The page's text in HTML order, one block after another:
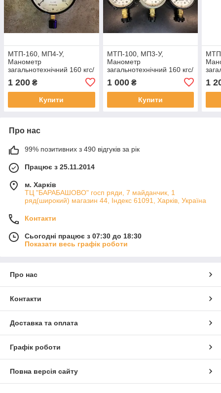
МТП-160, МП4-У,
Манометр
загальнотехнічний 160 кгс/
Ф160 мм М20*1,5
радіальний (сстер-
1 200 ₴
Купити
МТП-100, МП3-У,
Манометр
загальнотехнічний 160 кгс/
Ф100 мм М20*1,5
радіальний (сстер-
1 000₴
Купити
мм
1
Про нас
99% позитивних з 490 відгуків за рік
Працює з 25.11.2014
м. Харків
ТЦ "БАРАБАШОВО" госп ряди, 7 майданчик, 1
ряд(широкий) магазин 44, Індекс 61091, Харків, Україна
Контакти
Сьогодні працює з 07:30 до 18:30
Показати весь графік роботи
Про нас
Контакти
Доставка та оплата
Графік роботи
Повна версія сайту